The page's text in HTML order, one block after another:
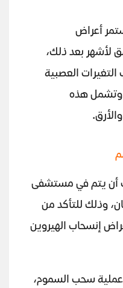
أعراض
لأشهر بعد ذلك،
العصبية
وتشمل هذه
أن يتم في مستشفى
وذلك للتأكد من
إنسحاب الهيروين
عملية سحب السموم،